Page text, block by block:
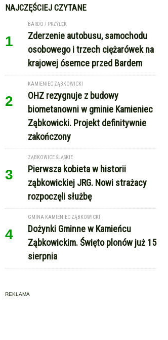
NAJCZĘŚCIEJ CZYTANE
1
BARDO / PRZYŁĘK
Zderzenie autobusu, samochodu
osobowego i trzech ciężarówek na
krajowej ósemce przed Bardem
2
KAMIENIEC ZĄBKOWICKI
OHZ rezygnuje z budowy
biometanowni w gminie Kamieniec
Ząbkowicki. Projekt definitywnie
zakończony
3
ZĄBKOWICE ŚLĄSKIE
Pierwsza kobieta w historii
ząbkowickiej JRG. Nowi strażacy
rozpoczęli służbę
4
GMINA KAMIENIEC ZĄBKOWICKI
Dożynki Gminne w Kamieńcu
Ząbkowickim. Święto plonów już 15
sierpnia
REKLAMA